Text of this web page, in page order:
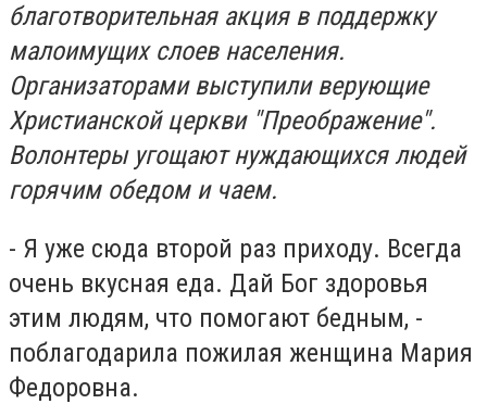
благотворительная акция в поддержку
малоимущих слоев населения.
Организаторами выступили верующие
Христианской церкви "Преображение".
Волонтеры угощают нуждающихся людей
горячим обедом и чаем.
- Я уже сюда второй раз приходу. Всегда
очень вкусная еда. Дай Бог здоровья
этим людям, что помогают бедным, -
поблагодарила пожилая женщина Мария
Федоровна.